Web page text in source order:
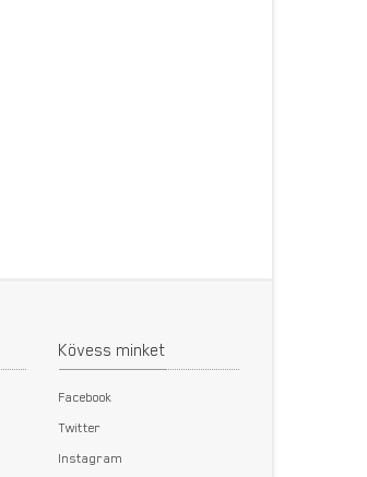
Kövess minket
Facebook
Twitter
Instagram